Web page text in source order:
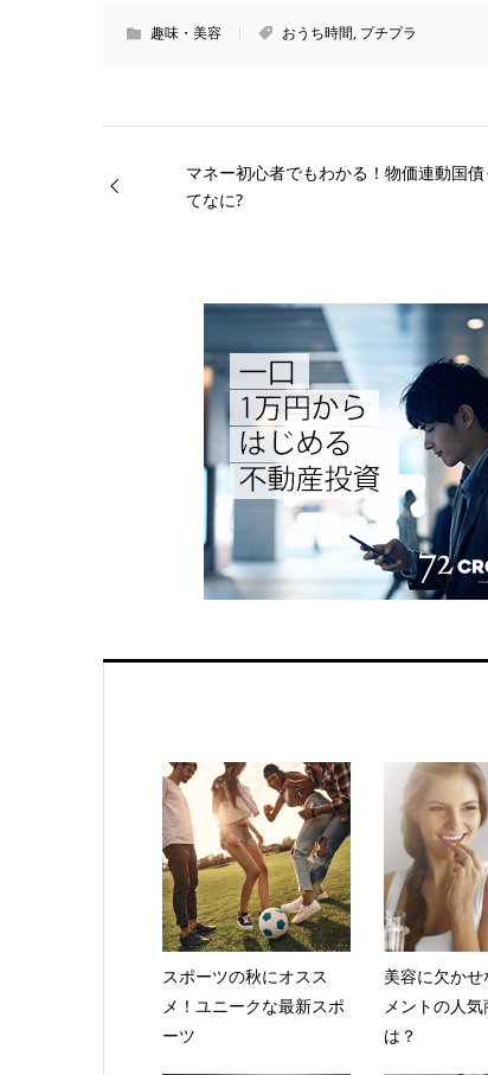
趣味・美容 おうち時間, プチプラ
マネー初心者でもわかる！物価連動国債
てなに?
スポーツの秋にオスス
メ！ユニークな最新スポ
ーツ
美容に欠かせ
メントの人
は？